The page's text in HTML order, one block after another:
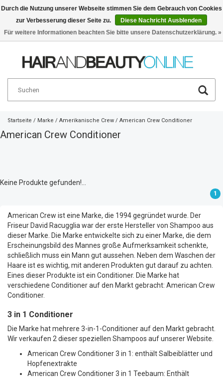
Deutsch €
Startseite / Marke / Amerikanische Crew / American Crew Conditioner
American Crew Conditioner
Keine Produkte gefunden!...
1
American Crew ist eine Marke, die 1994 gegründet wurde. Der
Friseur David Racugglia war der erste Hersteller von Shampoo aus
dieser Marke. Die Marke entwickelte sich zu einer Marke, die dem
Erscheinungsbild des Mannes große Aufmerksamkeit schenkte,
schließlich muss ein Mann gut aussehen. Neben dem Waschen der
Haare ist es wichtig, mit anderen Produkten gut darauf zu achten.
Eines dieser Produkte ist ein Conditioner. Die Marke hat
verschiedene Conditioner auf den Markt gebracht: American Crew
Conditioner.
3 in 1 Conditioner
Die Marke hat mehrere 3-in-1-Conditioner auf den Markt gebracht.
Wir verkaufen 2 dieser speziellen Shampoos auf unserer Website.
American Crew Conditioner 3 in 1: enthält Salbeiblätter und
Hopfenextrakte
American Crew Conditioner 3 in 1 Teebaum: Enthält
Durch die Nutzung unserer Webseite stimmen Sie dem Gebrauch von Cookies
zur Verbesserung dieser Seite zu.
Diese Nachricht Ausblenden
Für weitere Informationen beachten Sie bitte unsere Datenschutzerklärung. »